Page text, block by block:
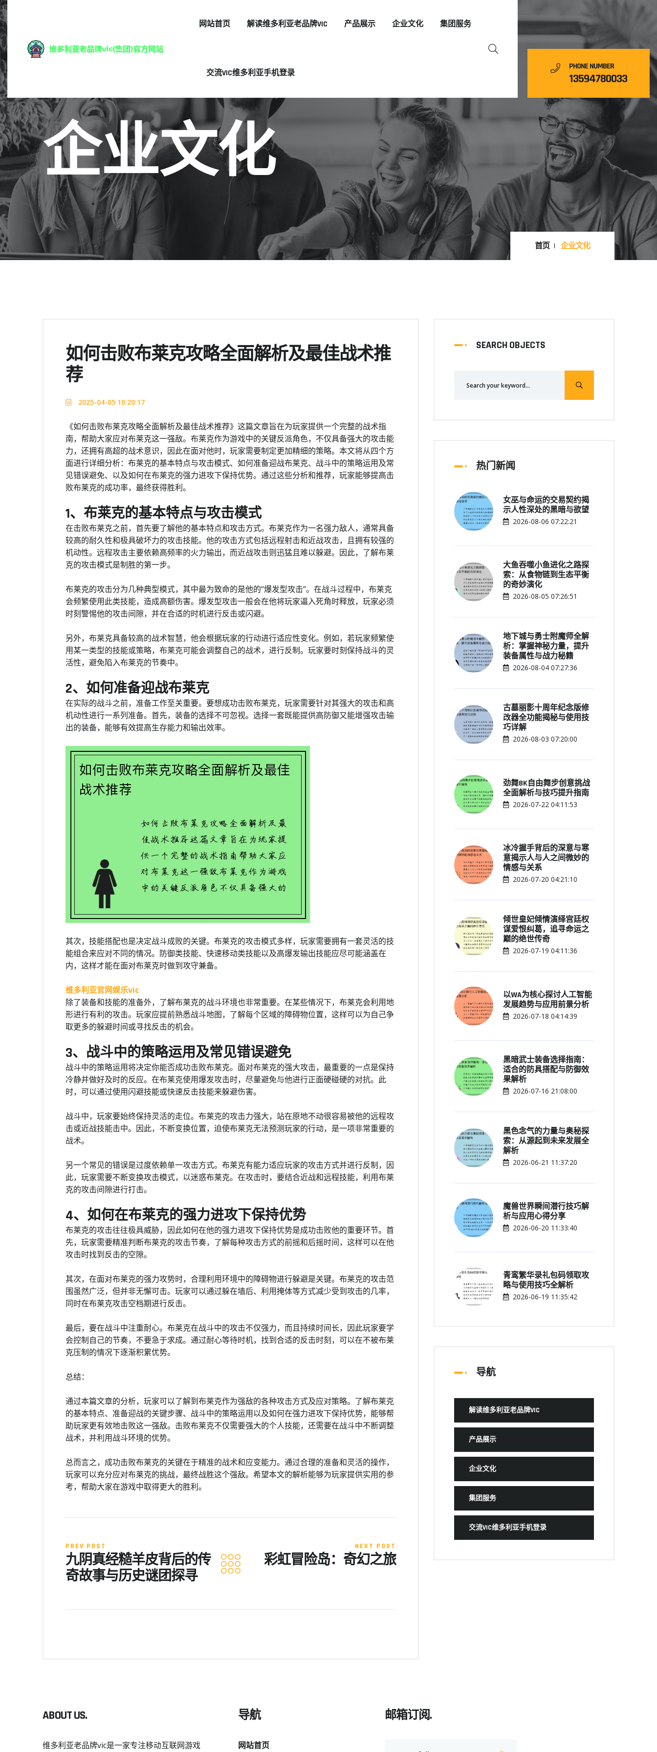
网站首页 解读维多利亚老品牌VIC 产品展示 企业文化 集团服务
交流VIC维多利亚手机登录
PHONE NUMBER
13594780033
企业文化
首页 企业文化
如何击败布莱克攻略全面解析及最佳战术推
荐
2025-04-05 10:20:17
《如何击败布莱克攻略全面解析及最佳战术推荐》这篇文章旨在为玩家提供一个完整的战术指
南，帮助大家应对布莱克这一强敌。布莱克作为游戏中的关键反派角色，不仅具备强大的攻击能
力，还拥有高超的战术意识，因此在面对他时，玩家需要制定更加精细的策略。本文将从四个方
面进行详细分析：布莱克的基本特点与攻击模式、如何准备迎战布莱克、战斗中的策略运用及常
见错误避免、以及如何在布莱克的强力进攻下保持优势。通过这些分析和推荐，玩家能够提高击
败布莱克的成功率，最终获得胜利。
1、布莱克的基本特点与攻击模式
在击败布莱克之前，首先要了解他的基本特点和攻击方式。布莱克作为一名强力敌人，通常具备
较高的耐久性和极具破坏力的攻击技能。他的攻击方式包括远程射击和近战攻击，且拥有较强的
机动性。远程攻击主要依赖高频率的火力输出，而近战攻击则迅猛且难以躲避。因此，了解布莱
克的攻击模式是制胜的第一步。
布莱克的攻击分为几种典型模式，其中最为致命的是他的“爆发型攻击”。在战斗过程中，布莱克
会频繁使用此类技能，造成高额伤害。爆发型攻击一般会在他将玩家逼入死角时释放，玩家必须
时刻警惕他的攻击间隙，并在合适的时机进行反击或闪避。
另外，布莱克具备较高的战术智慧，他会根据玩家的行动进行适应性变化。例如，若玩家频繁使
用某一类型的技能或策略，布莱克可能会调整自己的战术，进行反制。玩家要时刻保持战斗的灵
活性，避免陷入布莱克的节奏中。
2、如何准备迎战布莱克
在实际的战斗之前，准备工作至关重要。要想成功击败布莱克，玩家需要针对其强大的攻击和高
机动性进行一系列准备。首先，装备的选择不可忽视。选择一套既能提供高防御又能增强攻击输
出的装备，能够有效提高生存能力和输出效率。
其次，技能搭配也是决定战斗成败的关键。布莱克的攻击模式多样，玩家需要拥有一套灵活的技
能组合来应对不同的情况。防御类技能、快速移动类技能以及高爆发输出技能应尽可能涵盖在
内，这样才能在面对布莱克时做到攻守兼备。
维多利亚官网娱乐vic
除了装备和技能的准备外，了解布莱克的战斗环境也非常重要。在某些情况下，布莱克会利用地
形进行有利的攻击。玩家应提前熟悉战斗地图，了解每个区域的障碍物位置，这样可以为自己争
取更多的躲避时间或寻找反击的机会。
3、战斗中的策略运用及常见错误避免
战斗中的策略运用将决定你能否成功击败布莱克。面对布莱克的强大攻击，最重要的一点是保持
冷静并做好及时的反应。在布莱克使用爆发攻击时，尽量避免与他进行正面硬碰硬的对抗。此
时，可以通过使用闪避技能或快速反击技能来躲避伤害。
战斗中，玩家要始终保持灵活的走位。布莱克的攻击力强大，站在原地不动很容易被他的远程攻
击或近战技能击中。因此，不断变换位置，迫使布莱克无法预测玩家的行动，是一项非常重要的
战术。
另一个常见的错误是过度依赖单一攻击方式。布莱克有能力适应玩家的攻击方式并进行反制，因
此，玩家需要不断变换攻击模式，以迷惑布莱克。在攻击时，要结合近战和远程技能，利用布莱
克的攻击间隙进行打击。
4、如何在布莱克的强力进攻下保持优势
布莱克的攻击往往极具威胁，因此如何在他的强力进攻下保持优势是成功击败他的重要环节。首
先，玩家需要精准判断布莱克的攻击节奏，了解每种攻击方式的前摇和后摇时间，这样可以在他
攻击时找到反击的空隙。
其次，在面对布莱克的强力攻势时，合理利用环境中的障碍物进行躲避是关键。布莱克的攻击范
围虽然广泛，但并非无懈可击。玩家可以通过躲在墙后、利用掩体等方式减少受到攻击的几率，
同时在布莱克攻击空档期进行反击。
最后，要在战斗中注重耐心。布莱克在战斗中的攻击不仅强力，而且持续时间长，因此玩家要学
会控制自己的节奏，不要急于求成。通过耐心等待时机，找到合适的反击时刻，可以在不被布莱
克压制的情况下逐渐积累优势。
总结：
通过本篇文章的分析，玩家可以了解到布莱克作为强敌的各种攻击方式及应对策略。了解布莱克
的基本特点、准备迎战的关键步骤、战斗中的策略运用以及如何在强力进攻下保持优势，能够帮
助玩家更有效地击败这一强敌。击败布莱克不仅需要强大的个人技能，还需要在战斗中不断调整
战术，并利用战斗环境的优势。
总而言之，成功击败布莱克的关键在于精准的战术和应变能力。通过合理的准备和灵活的操作，
玩家可以充分应对布莱克的挑战，最终战胜这个强敌。希望本文的解析能够为玩家提供实用的参
考，帮助大家在游戏中取得更大的胜利。
PREV POST
九阴真经糙羊皮背后的传
奇故事与历史谜团探寻
NEXT POST
彩虹冒险岛：奇幻之旅
SEARCH OBJECTS
热门新闻
女巫与命运的交易契约揭
示人性深处的黑暗与欲望
2026-08-06 07:22:21
大鱼吞噬小鱼进化之路探
索：从食物链到生态平衡
的奇妙演化
2026-08-05 07:26:51
地下城与勇士附魔师全解
析：掌握神秘力量，提升
装备属性与战力秘籍
2026-08-04 07:27:36
古墓丽影十周年纪念版修
改器全功能揭秘与使用技
巧详解
2026-08-03 07:20:00
劲舞8K自由舞步创意挑战
全面解析与技巧提升指南
2026-07-22 04:11:53
冰冷握手背后的深意与寒
意揭示人与人之间微妙的
情感与关系
2026-07-20 04:21:10
倾世皇妃倾情演绎宫廷权
谋爱恨纠葛，追寻命运之
巅的绝世传奇
2026-07-19 04:11:36
以WA为核心探讨人工智能
发展趋势与应用前景分析
2026-07-18 04:14:39
黑暗武士装备选择指南：
适合的防具搭配与防御效
果解析
2026-07-16 21:08:00
黑色念气的力量与奥秘探
索：从源起到未来发展全
解析
2026-06-21 11:37:20
魔兽世界瞬间潜行技巧解
析与应用心得分享
2026-06-20 11:33:40
青鸾繁华录礼包码领取攻
略与使用技巧全解析
2026-06-19 11:35:42
导航
解读维多利亚老品牌VIC
产品展示
企业文化
集团服务
交流VIC维多利亚手机登录
ABOUT US.
维多利亚老品牌vic是一家专注移动互联网游戏
导航
网站首页
邮箱订阅.